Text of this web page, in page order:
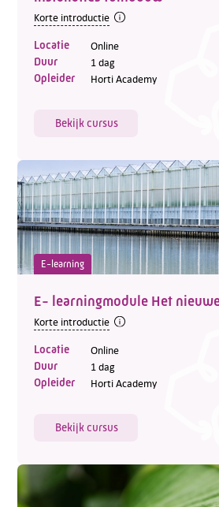
Korte introductie
Locatie Online
Duur 1 dag
Opleider Horti Academy
Bekijk cursus
E-learning
E- learningmodule Het
Korte introductie
Locatie Online
Duur 1 dag
Opleider Horti Academy
Bekijk cursus